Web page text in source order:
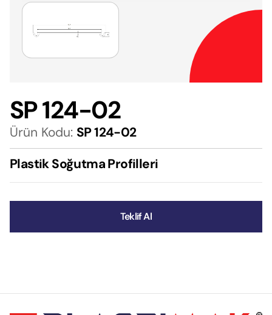
SP 124-02
Ürün Kodu: SP 124-02
Plastik Soğutma Profilleri
Teklif Al